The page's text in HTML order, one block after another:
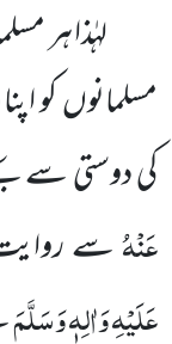
لہٰذا ہر
مسلمانوںکو
کی دوستی سے
عَنْہُسے
عَلَیْہِ وَاٰلِہٖ وَسَلَّمَ